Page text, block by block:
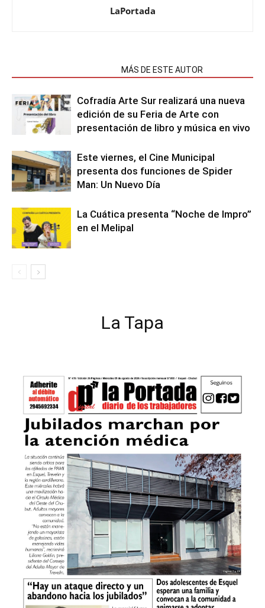
LaPortada
MÁS DE ESTE AUTOR
Cofradía Arte Sur realizará una nueva
edición de su Feria de Arte con
presentación de libro y música en vivo
Este viernes, el Cine Municipal
presenta dos funciones de Spider
Man: Un Nuevo Día
La Cuática presenta “Noche de Impro”
en el Melipal
La Tapa